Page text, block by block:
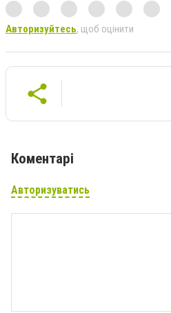
Авторизуйтесь, щоб оцінити
Коментарі
Авторизуватись